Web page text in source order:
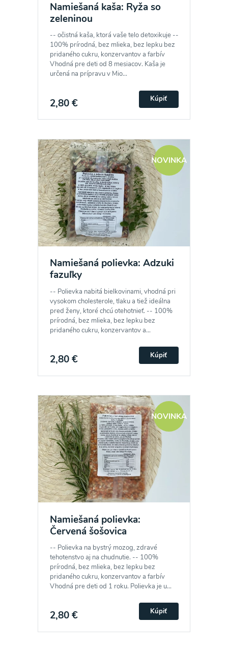
Namiešaná kaša: Ryža so
zeleninou
-- očistná kaša, ktorá vaše telo detoxikuje --
100% prírodná, bez mlieka, bez lepku bez
pridaného cukru, konzervantov a farbív
Vhodná pre deti od 8 mesiacov. Kaša je
určená na prípravu v Mio...
2,80 € Kúpiť
NOVINKA
Namiešaná polievka: Adzuki
fazuľky
-- Polievka nabitá bielkovinami, vhodná pri
vysokom cholesterole, tlaku a tiež ideálna
pred ženy, ktoré chcú otehotnieť. -- 100%
prírodná, bez mlieka, bez lepku bez
pridaného cukru, konzervantov a...
2,80 € Kúpiť
NOVINKA
Namiešaná polievka:
Červená šošovica
-- Polievka na bystrý mozog, zdravé
tehotenstvo aj na chudnutie. -- 100%
prírodná, bez mlieka, bez lepku bez
pridaného cukru, konzervantov a farbív
Vhodná pre deti od 1 roku. Polievka je u...
2,80 € Kúpiť